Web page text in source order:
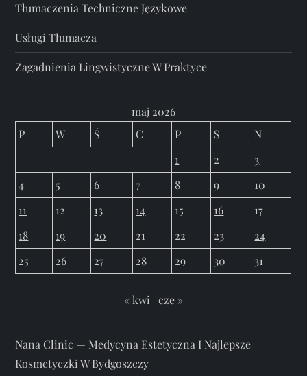
Tłumaczenia Techniczne Językowe
Usługi Tłumacza
Zagadnienia Lingwistyczne W Praktyce
maj 2026
P
W Ś C P S
N
1
2
3
4
5 6 7 8 9
10
11
12 13 14 15 16
17
18
19 20 21 22 23
24
25
26 27 28 29 30 31
« kwi cze »
Nana Clinic — Medycyna Estetyczna I Najlepsze
Kosmetyczki W Bydgoszczy